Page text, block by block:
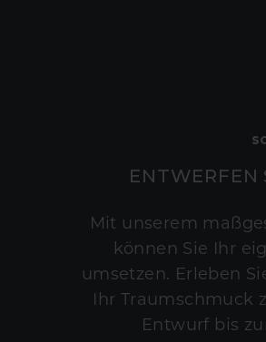
ENTWERFEN
Mit unserem
können Sie Ihr
umsetzen. Erleben
Ihr Traumschmuck
Entwurf bis